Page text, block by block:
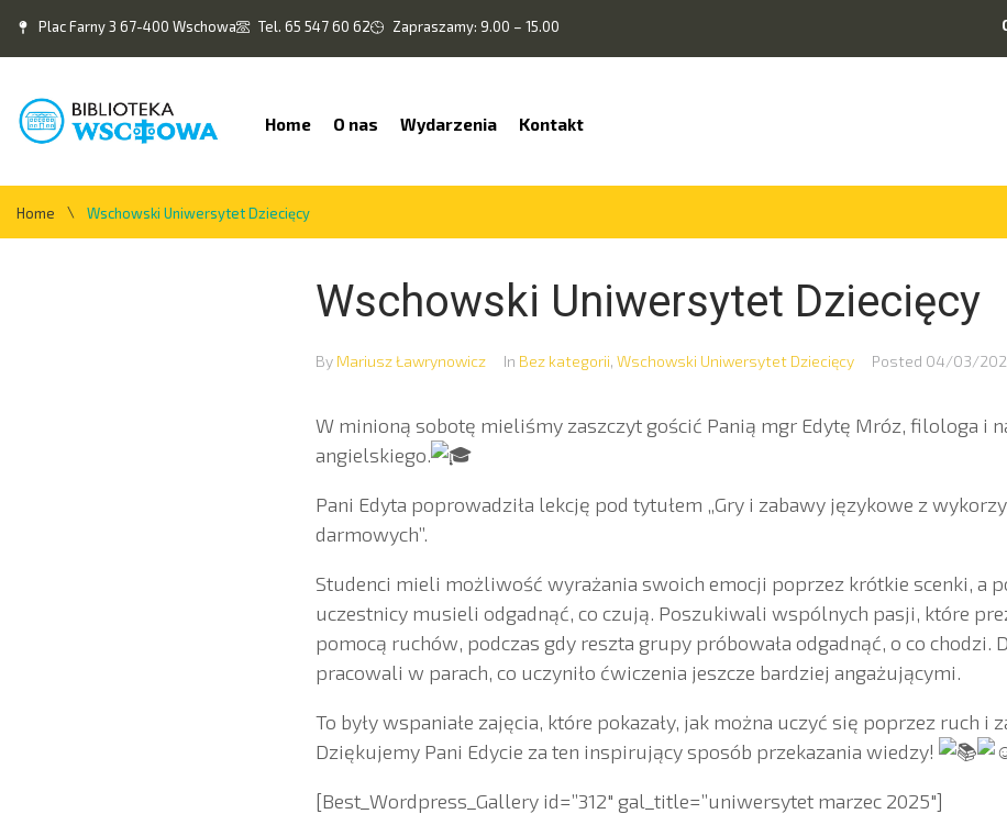
Plac Farny 3 67-400 Wschowa Tel. 65 547 60 62 Zapraszamy: 9.00 – 15.00
Home O nas Wydarzenia Kontakt
Home \ Wschowski Uniwersytet Dziecięcy
Wschowski Uniwersytet Dziecięcy
By Mariusz Ławrynowicz In Bez kategorii, Wschowski Uniwersytet Dziecięcy Posted 04/03/
W minioną sobotę mieliśmy zaszczyt gościć Panią mgr Edytę Mróz, filologa i
angielskiego.
Pani Edyta poprowadziła lekcję pod tytułem „Gry i zabawy językowe z
darmowych”.
Studenci mieli możliwość wyrażania swoich emocji poprzez krótkie scenki, a
uczestnicy musieli odgadnąć, co czują. Poszukiwali wspólnych pasji, które
pomocą ruchów, podczas gdy reszta grupy próbowała odgadnąć, o co chodzi.
pracowali w parach, co uczyniło ćwiczenia jeszcze bardziej angażującymi.
To były wspaniałe zajęcia, które pokazały, jak można uczyć się poprzez ruch i
Dziękujemy Pani Edycie za ten inspirujący sposób przekazania wiedzy!
[Best_Wordpress_Gallery id=”312″ gal_title=”uniwersytet marzec 2025″]